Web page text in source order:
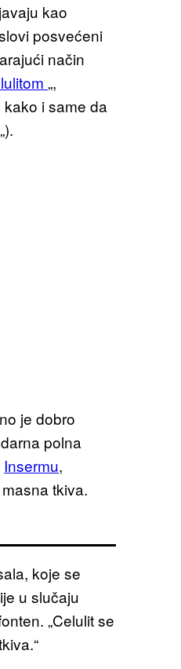
kao
posvećeni
način
„,
i same da
„).
je dobro
polna
Insermu,
tkiva.
koje se
u slučaju
„Celulit se